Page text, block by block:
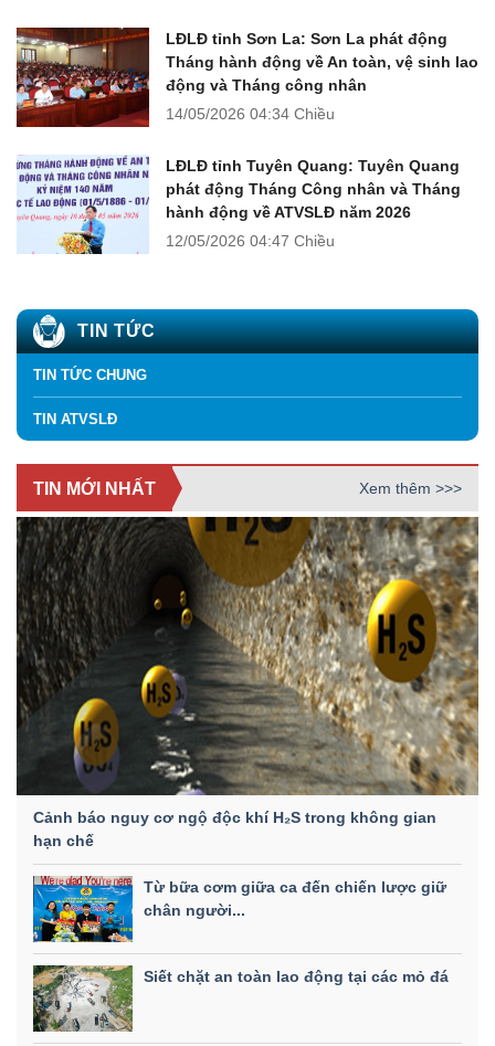
LĐLĐ tỉnh Sơn La: Sơn La phát động
Tháng hành động về An toàn, vệ sinh lao
động và Tháng công nhân
14/05/2026 04:34 Chiều
LĐLĐ tỉnh Tuyên Quang: Tuyên Quang
phát động Tháng Công nhân và Tháng
hành động về ATVSLĐ năm 2026
12/05/2026 04:47 Chiều
TIN TỨC
TIN TỨC CHUNG
TIN ATVSLĐ
TIN MỚI NHẤT Xem thêm >>>
Cảnh báo nguy cơ ngộ độc khí H₂S trong không gian
hạn chế
Từ bữa cơm giữa ca đến chiến lược giữ
chân người...
Siết chặt an toàn lao động tại các mỏ đá